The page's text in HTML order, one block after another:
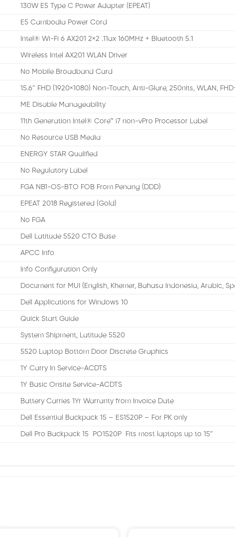
130W E5 Type C Power Adapter (EPEAT)
E5 Cambodia Power Cord
Intel® Wi-Fi 6 AX201 2×2 .11ax 160MHz + Bluetooth 5.1
Wireless Intel AX201 WLAN Driver
No Mobile Broadband Card
15.6″ FHD (1920×1080) Non-Touch, Anti-Glare, 250nits, WLAN,
ME Disable Manageability
11th Generation Intel® Core™ i7 non-vPro Processor Label
No Resource USB Media
ENERGY STAR Qualified
No Regulatory Label
FGA NB1-OS-BTO FOB From Penang (DDD)
EPEAT 2018 Registered (Gold)
No FGA
Dell Latitude 5520 CTO Base
APCC Info
Info Configuration Only
Document for MUI (English, Khemer, Bahasa Indonesia, Arabic,
Dell Applications for Windows 10
Quick Start Guide
System Shipment, Latitude 5520
5520 Laptop Bottom Door Discrete Graphics
1Y Carry In Service-ACDTS
1Y Basic Onsite Service-ACDTS
Battery Carries 1Yr Warranty from Invoice Date
Dell Essential Backpack 15 – ES1520P – For PK only
Dell Pro Backpack 15 PO1520P Fits most laptops up to 15″